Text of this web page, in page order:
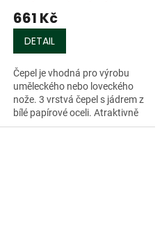
661 Kč
DETAIL
Čepel je vhodná pro výrobu
uměleckého nebo loveckého
nože. 3 vrstvá čepel s jádrem z
bílé papírové oceli. Atraktivně
zpracovaný povrch horní části